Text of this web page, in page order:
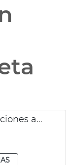
JCF - Pago anticipado subvenciones agrupaciones de falla